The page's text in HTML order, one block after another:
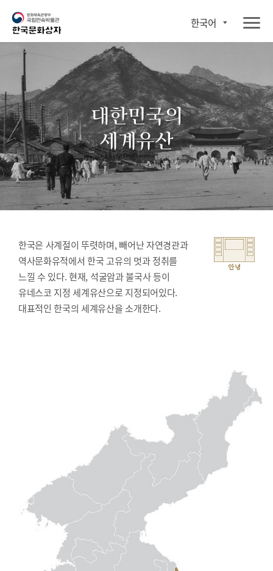
한국어
대한민국의
세계유산
한국은 사계절이 뚜렷하며, 빼어난 자연경관과
역사문화유적에서 한국 고유의 멋과 정취를
느낄 수 있다. 현재, 석굴암과 불국사 등이
유네스코 지정 세계유산으로 지정되어있다.
대표적인 한국의 세계유산을 소개한다.
안녕